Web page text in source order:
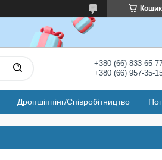
Кошик
+380 (66) 833-65-
+380 (66) 957-35-
Дропшіппінг/Співробітництво